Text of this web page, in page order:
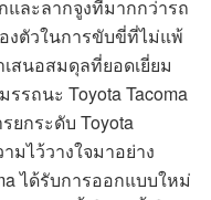
ละลากจูงที่มากกว่ารถ
งตัวในการขับขี่ที่ไม่แพ้
สนอสมดุลที่ยอดเยี่ยม
รถนะ Toyota Tacoma
ยกระดับ Toyota
มไว้วางใจมาอย่าง
ได้รับการออกแบบใหม่